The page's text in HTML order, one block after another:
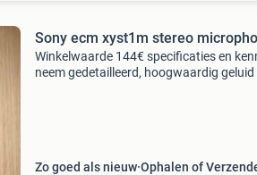
Sony ecm xyst1m stereo
Winkelwaarde 144€ specificaties en
neem gedetailleerd, hoogwaardig
Zo goed als nieuw Ophalen of